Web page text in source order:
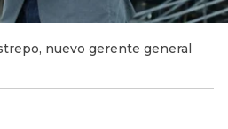
nuevo gerente general